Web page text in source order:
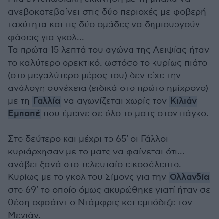
ανεβοκατεβαίνει στις δύο περιοχές με φοβερή
ταχύτητα και τις δύο ομάδες να δημιουργούν
φάσεις για γκολ...
Τα πρώτα 15 λεπτά του αγώνα της Λειψίας ήταν
το καλύτερο ορεκτικό, ωστόσο το κυρίως πιάτο
(στο μεγαλύτερο μέρος του) δεν είχε την
ανάλογη συνέχεια (ειδικά στο πρώτο ημίχρονο)
με τη Γαλλία να αγωνίζεται χωρίς τον Κιλιάν
Εμπαπέ που έμεινε σε όλο το ματς στον πάγκο.
Στο δεύτερο και μέχρι το 65' οι Γάλλοι
κυριάρχησαν με το ματς να φαίνεται ότι...
ανάβει ξανά στο τελευταίο εικοσάλεπτο.
Κυρίως με το γκολ του Σίμονς για την Ολλανδία
στο 69' το οποίο όμως ακυρώθηκε γιατί ήταν σε
θέση οφσάιντ ο Ντάμφρις και εμπόδιζε τον
Μενιάν.